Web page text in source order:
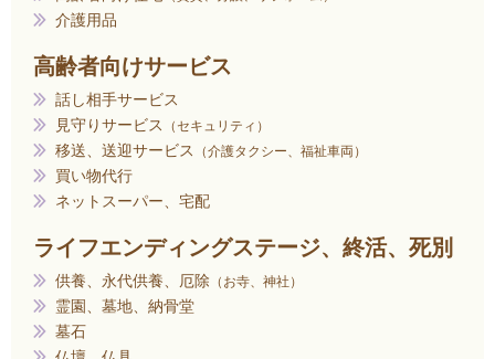
介護用品
高齢者向けサービス
話し相手サービス
見守りサービス
セキュリティ
移送、送迎サービス 介護タクシー、福祉車両
買い物代行
ネットスーパー、宅配
ライフエンディングステージ、終活、死別
供養、永代供養、厄除 お寺、神社
霊園、墓地、納骨堂
墓石